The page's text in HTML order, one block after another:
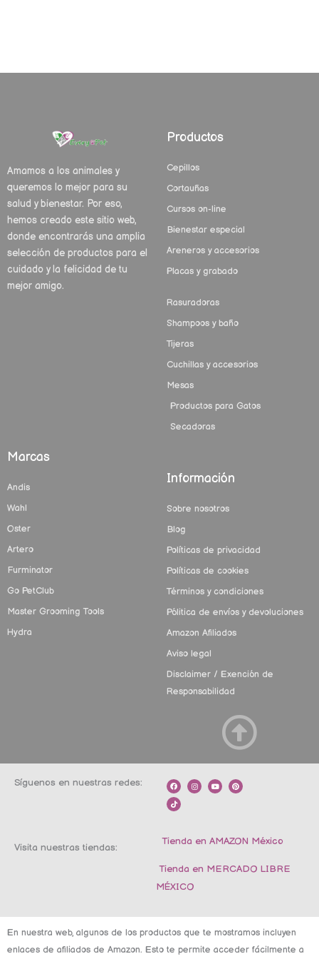
Amamos a los animales y
queremos lo mejor para su
salud y bienestar. Por eso,
hemos creado este sitio web,
donde encontrarás una amplia
selección de productos para el
cuidado y la felicidad de tu
mejor amigo.
Productos
Cepillos
Cortauñas
Cursos on-line
Bienestar especial
Areneros y accesorios
Placas y grabado
Rasuradoras
Shampoos y baño
Tijeras
Cuchillas y accesorios
Mesas
Productos para Gatos
Secadoras
Marcas
Andis
Wahl
Oster
Artero
Furminator
Go PetClub
Master Grooming Tools
Hydra
Información
Sobre nosotros
Blog
Políticas de privacidad
Políticas de cookies
Términos y condiciones
Pólitica de envíos y devoluciones
Amazon Afiliados
Aviso legal
Disclaimer / Exención de
Responsabilidad
Síguenos en nuestras redes:
F
a
c
e
b
I
n
s
m
Y
o
u
P
i
n
t
T
i
k
t
o
Visita nuestras tiendas:
Tienda en AMAZON México
Tienda en MERCADO LIBRE
MÉXICO
En nuestra web, algunos de los productos que te mostramos incluyen
enlaces de afiliados de Amazon. Esto te permite acceder fácilmente a